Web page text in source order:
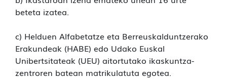
beteta izatea.
c) Helduen Alfabetatze eta Berreuskalduntzerako
Erakundeak (HABE) edo Udako Euskal
Unibertsitateak (UEU) aitortutako ikaskuntza-
zentroren batean matrikulatuta egotea.